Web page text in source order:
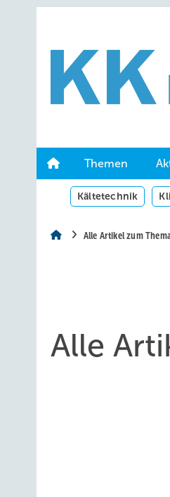
Hauptinhalt
Hauptmenü
Themen
Kältetechnik
Alle Artikel zum
Alle